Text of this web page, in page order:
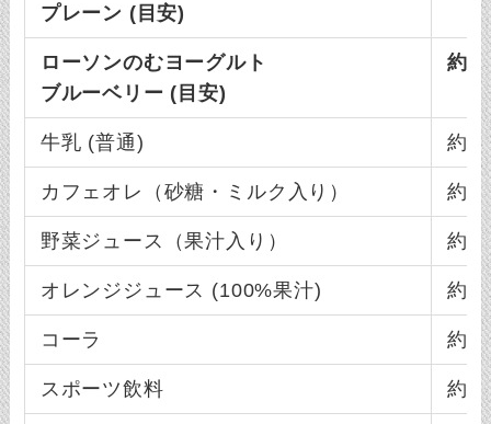
プレーン (目安)
ローソンのむヨーグルト
ブルーベリー (目安)
約
牛乳 (普通) 約
カフェオレ（砂糖・ミルク入り） 約
野菜ジュース（果汁入り） 約
オレンジジュース (100%果汁) 約
コーラ 約
スポーツ飲料 約